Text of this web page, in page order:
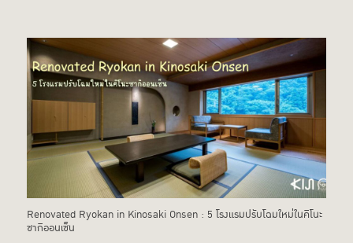
Renovated Ryokan in Kinosaki Onsen : 5 โรงแรมปรับโฉมใหม่ในคิโนะ
ซากิออนเซ็น